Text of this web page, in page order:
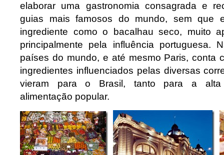
elaborar uma gastronomia consagrada e
guias mais famosos do mundo, sem que
ingrediente como o bacalhau seco, muito
principalmente pela influência portuguesa.
países do mundo, e até mesmo Paris, conta
ingredientes influenciados pelas diversas
vieram para o Brasil, tanto para a alta
alimentação popular.